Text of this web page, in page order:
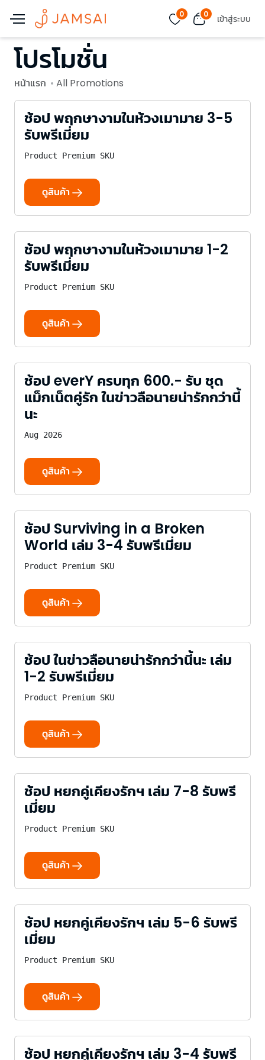
0 0 เข้าสู่ระบบ
โปรโมชั่น
หน้าแรก All Promotions
ช้อป พฤกษางามในห้วงเมามาย 3-5
รับพรีเมี่ยม
Product Premium SKU
ดูสินค้า
ช้อป พฤกษางามในห้วงเมามาย 1-2
รับพรีเมี่ยม
Product Premium SKU
ดูสินค้า
ช้อป everY ครบทุก 600.- รับ ชุด
แม็กเน็ตคู่รัก ในข่าวลือนายน่ารักกว่านี้
นะ
Aug 2026
ดูสินค้า
ช้อป Surviving in a Broken
World เล่ม 3-4 รับพรีเมี่ยม
Product Premium SKU
ดูสินค้า
ช้อป ในข่าวลือนายน่ารักกว่านี้นะ เล่ม
1-2 รับพรีเมี่ยม
Product Premium SKU
ดูสินค้า
ช้อป หยกคู่เคียงรักฯ เล่ม 7-8 รับพรี
เมี่ยม
Product Premium SKU
ดูสินค้า
ช้อป หยกคู่เคียงรักฯ เล่ม 5-6 รับพรี
เมี่ยม
Product Premium SKU
ดูสินค้า
ช้อป หยกคู่เคียงรักฯ เล่ม 3-4 รับพรี